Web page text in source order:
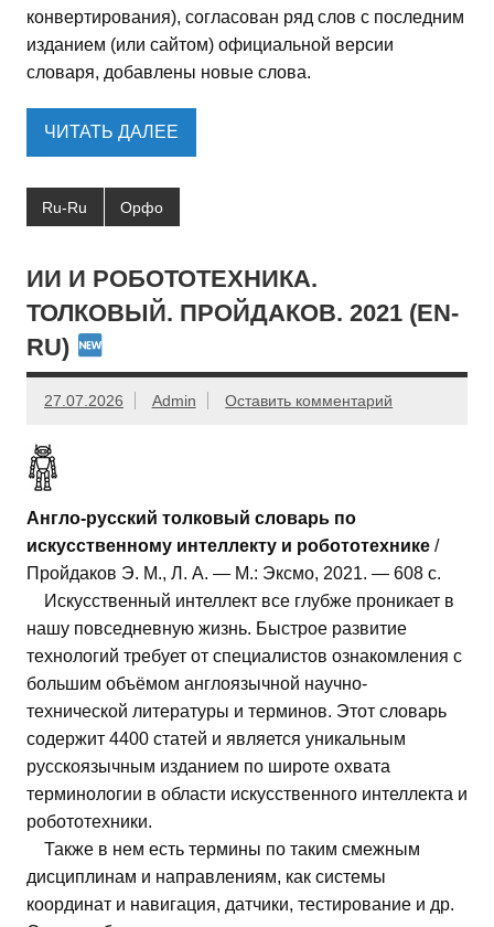
конвертирования), согласован ряд слов с последним
изданием (или сайтом) официальной версии
словаря, добавлены новые слова.
ЧИТАТЬ ДАЛЕЕ
Ru-Ru Орфо
ИИ И РОБОТОТЕХНИКА.
ТОЛКОВЫЙ. ПРОЙДАКОВ. 2021 (EN-
RU)
27.07.2026 Admin Оставить комментарий
Англо-русский толковый словарь по
искусственному интеллекту и робототехнике /
Пройдаков Э. М., Л. А. — М.: Эксмо, 2021. — 608 с.
Искусственный интеллект все глубже проникает в
нашу повседневную жизнь. Быстрое развитие
технологий требует от специалистов ознакомления с
большим объёмом англоязычной научно-
технической литературы и терминов. Этот словарь
содержит 4400 статей и является уникальным
русскоязычным изданием по широте охвата
терминологии в области искусственного интеллекта и
робототехники.
Также в нем есть термины по таким смежным
дисциплинам и направлениям, как системы
координат и навигация, датчики, тестирование и др.